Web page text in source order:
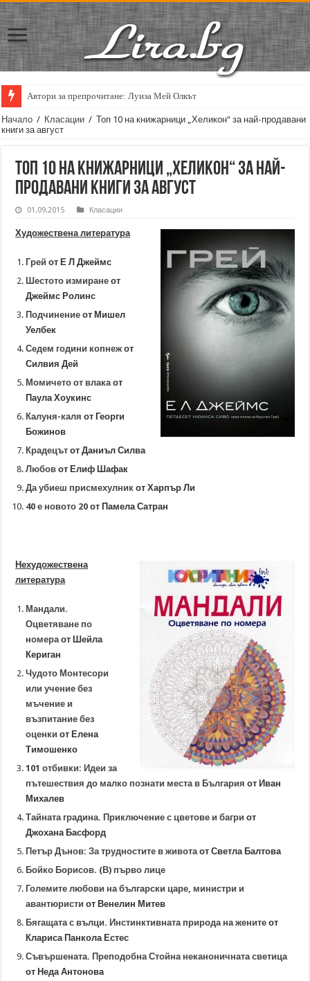
Автори за препрочитане: Луиза Мей Олкът
Кирил Кадийски: „Плачът на големия поет винаги е и сила, и
Начало / Класации / Топ 10 на книжарници „Хеликон“ за най-продавани
книги за август
Топ 10 на книжарници „Хеликон“ за най-
продавани книги за август
01.09.2015 Класации
Художествена литература
Грейот Е Л Джеймс
Шестото измиране от
Джеймс Ролинс
Подчинениеот Мишел
Уелбек
Седем години копнеж от
Силвия Дей
Момичето от влакаот
Паула Хоукинс
Калуня-каляот Георги
Божинов
Крадецътот Даниъл Силва
Любовот Елиф Шафак
Да убиеш присмехулник от Харпър Ли
40 е новото 20 от Памела Сатран
Нехудожествена
литература
Мандали.
Оцветяване по
номераот Шейла
Кериган
Чудото Монтесори
или учение без
мъчение и
възпитание без
оценки от Елена
Тимошенко
101 отбивки: Идеи за
пътешествия до малко познати места в Българияот Иван
Михалев
Тайната градина. Приключение с цветове и багриот
Джохана Басфорд
Петър Дънов: За трудностите в животаот Светла Балтова
Бойко Борисов. (В) първо лице
Големите любови на български царе, министри и
авантюристи от Венелин Митев
Бягащата с вълци. Инстинктивната природа на женитеот
Клариса Панкола Естес
Съвършената. Преподобна Стойна неканоничната светица
от Неда Антонова